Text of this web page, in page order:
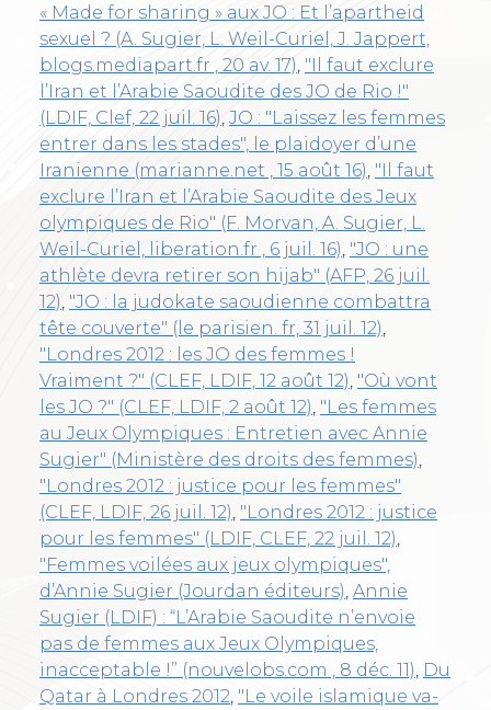
« Made for sharing » aux JO : Et l’apartheid
sexuel ? (A. Sugier, L. Weil-Curiel, J. Jappert,
blogs.mediapart.fr , 20 av. 17) "Il faut exclure
l’Iran et l’Arabie Saoudite des JO de Rio !"
(LDIF, Clef, 22 juil. 16) JO : "Laissez les femmes
entrer dans les stades", le plaidoyer d’une
Iranienne (marianne.net , 15 août 16) "Il faut
exclure l’Iran et l’Arabie Saoudite des Jeux
olympiques de Rio" (F. Morvan, A. Sugier, L.
Weil-Curiel, liberation.fr , 6 juil. 16) "JO : une
athlète devra retirer son hijab" (AFP, 26 juil.
12) "JO : la judokate saoudienne combattra
tête couverte" (le parisien. fr, 31 juil. 12)
"Londres 2012 : les JO des femmes !
Vraiment ?" (CLEF, LDIF, 12 août 12) "Où vont
les JO ?" (CLEF, LDIF, 2 août 12) "Les femmes
au Jeux Olympiques : Entretien avec Annie
Sugier" (Ministère des droits des femmes)
"Londres 2012 : justice pour les femmes"
(CLEF, LDIF, 26 juil. 12) "Londres 2012 : justice
pour les femmes" (LDIF, CLEF, 22 juil. 12)
"Femmes voilées aux jeux olympiques",
d’Annie Sugier (Jourdan éditeurs) Annie
Sugier (LDIF) : “L’Arabie Saoudite n’envoie
pas de femmes aux Jeux Olympiques,
inacceptable !” (nouvelobs.com , 8 déc. 11) Du
Qatar à Londres 2012 "Le voile islamique va-